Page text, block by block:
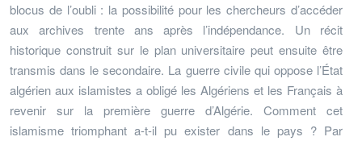
blocus de l’oubli : la possibilité pour les chercheurs d’accéder
aux archives trente ans après l’indépendance. Un récit
historique construit sur le plan universitaire peut ensuite être
transmis dans le secondaire. La guerre civile qui oppose l’État
algérien aux islamistes a obligé les Algériens et les Français à
revenir sur la première guerre d’Algérie. Comment cet
islamisme triomphant a-t-il pu exister dans le pays ? Par